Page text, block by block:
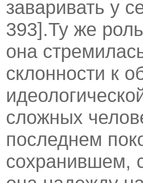
заваривать у
393].Ту же
она
склонности к
сложных
последнем
сохранившем,